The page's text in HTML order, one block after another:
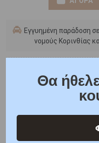
Εγγυημένη παράδοση
νομούς Κορινθίας
Μεγεθολόγιο
Δωρεάν μεταφορικά
F.A.Q.
Θα